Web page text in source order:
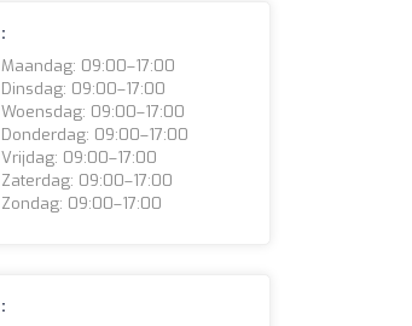
:
Maandag: 09:00–17:00
Dinsdag: 09:00–17:00
Woensdag: 09:00–17:00
Donderdag: 09:00–17:00
Vrijdag: 09:00–17:00
Zaterdag: 09:00–17:00
Zondag: 09:00–17:00
: